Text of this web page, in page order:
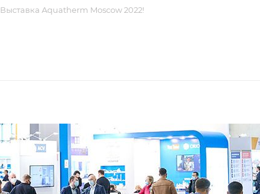
Выставка Aquatherm Moscow 2022!